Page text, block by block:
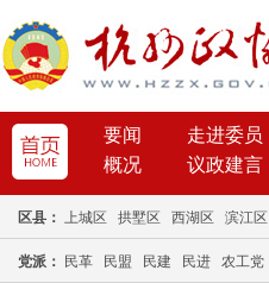
要闻 走进委员
概况
议政建言
区县： 上城区 拱墅区 西湖区 滨江区
党派： 民革 民盟 民建 民进 农工党